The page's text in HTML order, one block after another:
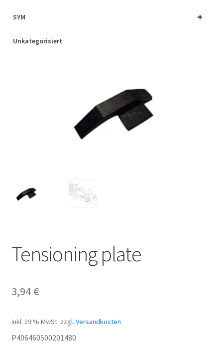
+
SYM
Unkategorisiert
Tensioning plate
3,94 €
inkl. 19 % MwSt. zzgl. Versandkosten
P406460500201480